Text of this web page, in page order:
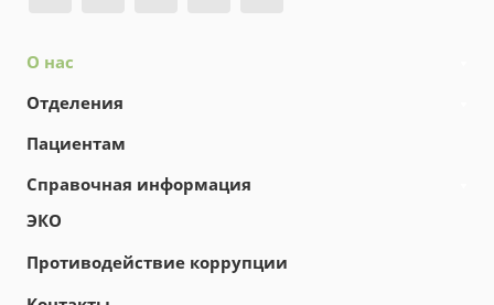
О нас
Отделения
Пациентам
Справочная информация
ЭКО
Противодействие коррупции